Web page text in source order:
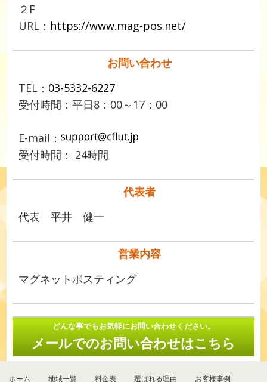
２F
URL： https://www.mag-pos.net/
お問い合わせ
TEL： 03-5332-6227
受付時間：平日8：00～17：00
E-mail：
受付時間： 24時間
代表者
代表 平井 健一
営業内容
マグネットポスティング
どんな事でもお気軽にお問い合わせください。
メールでのお問い合わせはこちら
ホーム 地域一覧 料金表 選ばれる理由 お客様事例